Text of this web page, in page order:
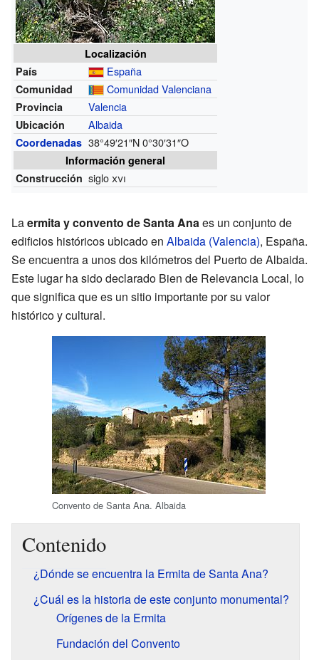
Localización
País
España
Comunidad Comunidad Valenciana
Provincia Valencia
Ubicación Albaida
Coordenadas 38°49′21″N0°30′31″O
Información general
Construcción sigloxvi
Laermita y convento de Santa Anaes un conjunto de
edificios históricos ubicado en Albaida (Valencia), España.
Se encuentra a unos dos kilómetros del Puerto de Albaida.
Este lugar ha sido declarado Bien de Relevancia Local, lo
que significa que es un sitio importante por su valor
histórico y cultural.
Convento de Santa Ana. Albaida
Contenido
¿Dónde se encuentra la Ermita de Santa Ana?
¿Cuál es la historia de este conjunto monumental?
Orígenes de la Ermita
Fundación del Convento